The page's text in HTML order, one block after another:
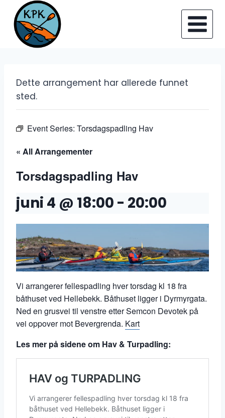
content
Dette arrangement har allerede funnet
sted.
Event Series: Torsdagspadling Hav
« All Arrangementer
Torsdagspadling Hav
juni 4 @ 18:00 - 20:00
Vi arrangerer fellespadling hver torsdag kl 18 fra
båthuset ved Hellebekk. Båthuset ligger i Dyrmyrgata.
Ned en grusvei til venstre etter Semcon Devotek på
vei oppover mot Bevergrenda. Kart
Les mer på sidene om Hav & Turpadling: